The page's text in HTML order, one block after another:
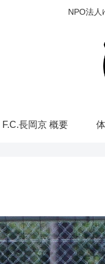
NPO法人
F.C.長岡京 概要